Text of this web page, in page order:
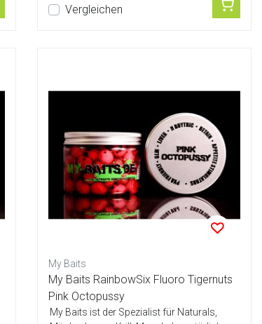
Vergleichen
My Baits
My Baits RainbowSix Fluoro Tigernuts
Pink Octopussy
My Baits ist der Spezialist für Naturals,